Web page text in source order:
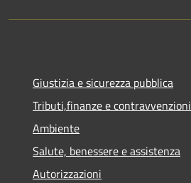
Giustizia e sicurezza pubblica
Tributi,finanze e contravvenzioni
Ambiente
Salute, benessere e assistenza
Autorizzazioni